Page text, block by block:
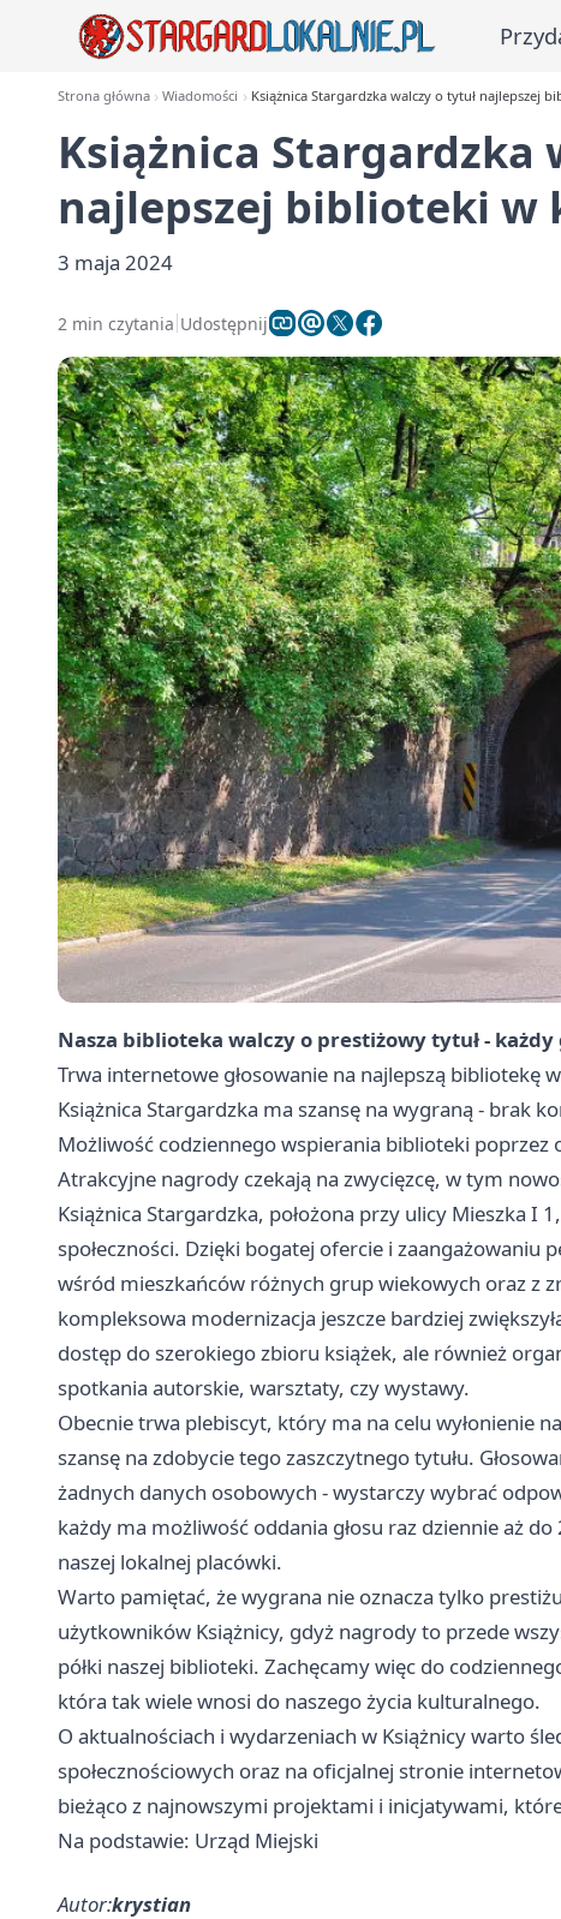
Strona główna Wiadomości Książnica Stargardzka walczy o tytuł najlepszej
Książnica Stargardzka
najlepszej biblioteki w
3 maja 2024
2 min czytania Udostępnij
Nasza biblioteka walczy o prestiżowy tytuł - każdy
Trwa internetowe głosowanie na najlepszą bibliotekę
Książnica Stargardzka ma szansę na wygraną - brak
Możliwość codziennego wspierania biblioteki poprzez
Atrakcyjne nagrody czekają na zwycięzcę, w tym
Książnica Stargardzka, położona przy ulicy Mieszka I
społeczności. Dzięki bogatej ofercie i zaangażowaniu
wśród mieszkańców różnych grup wiekowych oraz z
kompleksowa modernizacja jeszcze bardziej
dostęp do szerokiego zbioru książek, ale również
spotkania autorskie, warsztaty, czy wystawy.
Obecnie trwa plebiscyt, który ma na celu wyłonienie
szansę na zdobycie tego zaszczytnego tytułu.
żadnych danych osobowych - wystarczy wybrać
każdy ma możliwość oddania głosu raz dziennie aż
naszej lokalnej placówki.
Warto pamiętać, że wygrana nie oznacza tylko
użytkowników Książnicy, gdyż nagrody to przede
półki naszej biblioteki. Zachęcamy więc do
która tak wiele wnosi do naszego życia kulturalnego.
O aktualnościach i wydarzeniach w Książnicy warto
społecznościowych oraz na oficjalnej stronie
bieżąco z najnowszymi projektami i inicjatywami,
Na podstawie: Urząd Miejski
Autor:krystian